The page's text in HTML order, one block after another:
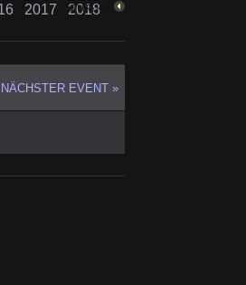
2017
2018
ZURÜCK
NÄCHSTER EVENT »